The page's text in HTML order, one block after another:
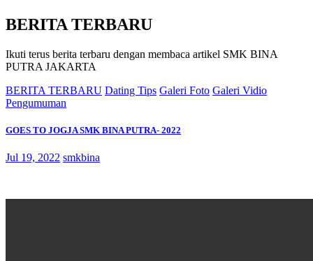
BERITA TERBARU
Ikuti terus berita terbaru dengan membaca artikel SMK BINA
PUTRA JAKARTA
BERITA TERBARU Dating Tips Galeri Foto Galeri Vidio
Pengumuman
GOES TO JOGJA SMK BINA PUTRA- 2022
Jul 19, 2022 smkbina